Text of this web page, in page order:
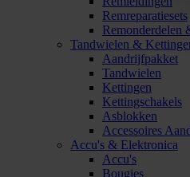
Remreparatiesets
Remonderdelen
Tandwielen &
Aandrijfpakket
Tandwielen
Kettingen
Kettingschakels
Asblokken
Accessoires
Accu's & Elektronica
Accu's
Bougies